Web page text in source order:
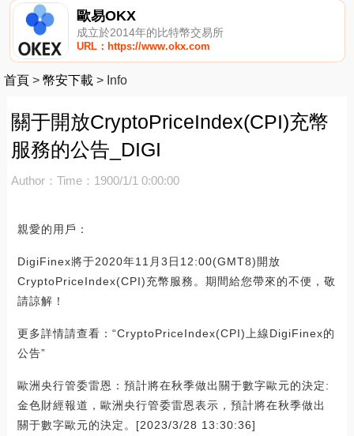
歐易OKX
成立於2014年的比特幣交易所
URL：https://www.okx.com
首頁 > 幣安下載 > Info
關于開放CryptoPriceIndex(CPI)充幣
服務的公告_DIGI
Author： Time：1900/1/1 0:00:00
親愛的用戶：
DigiFinex將于2020年11月3日12:00(GMT8)開放
CryptoPriceIndex(CPI)充幣服務。期間給您帶來的不便，敬
請諒解！
更多詳情請查看：“CryptoPriceIndex(CPI)上線DigiFinex的
公告”
歐洲央行管委雷恩：預計將在秋季做出關于數字歐元的決定:
金色財經報道，歐洲央行管委雷恩表示，預計將在秋季做出
關于數字歐元的決定。[2023/3/28 13:30:36]